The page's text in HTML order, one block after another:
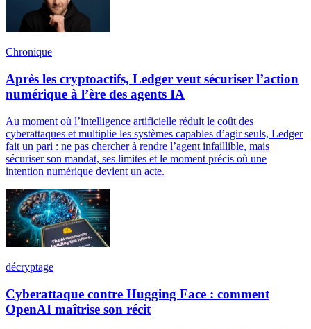
Chronique
Après les cryptoactifs, Ledger veut sécuriser l’action
numérique à l’ère des agents IA
Au moment où l’intelligence artificielle réduit le coût des
cyberattaques et multiplie les systèmes capables d’agir seuls, Ledger
fait un pari : ne pas chercher à rendre l’agent infaillible, mais
sécuriser son mandat, ses limites et le moment précis où une
intention numérique devient un acte.
décryptage
Cyberattaque contre Hugging Face : comment
OpenAI maîtrise son récit